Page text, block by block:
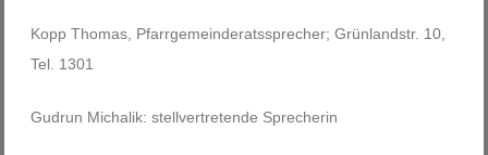
Kopp Thomas, Pfarrgemeinderatssprecher; Grünlandstr. 10,
Tel. 1301
Gudrun Michalik: stellvertretende Sprecherin